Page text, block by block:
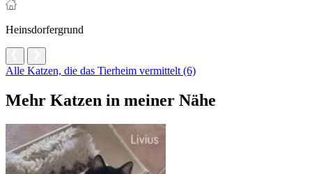
Heinsdorfergrund
Alle Katzen, die das Tierheim vermittelt (6)
Mehr Katzen in meiner Nähe